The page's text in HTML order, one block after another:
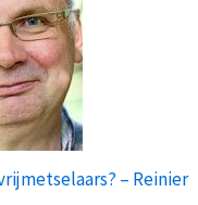
– Reinier